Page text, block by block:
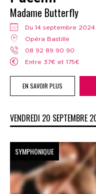
Madame Butterfly
Du 14 septembre
Opéra Bastille
08 92 89 90 90
Entre 37€ et 175€
EN SAVOIR PLUS
VENDREDI 20 SEPTEMBRE
SYMPHONIQUE